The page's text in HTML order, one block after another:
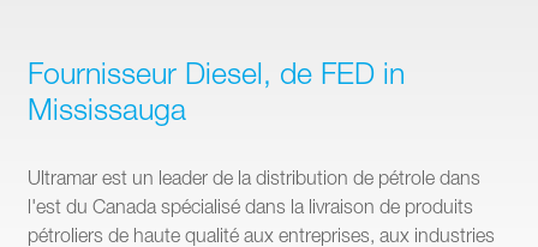
Fournisseur Diesel, de FED in
Mississauga
Ultramar est un leader de la distribution de pétrole dans
l'est du Canada spécialisé dans la livraison de produits
pétroliers de haute qualité aux entreprises, aux industries